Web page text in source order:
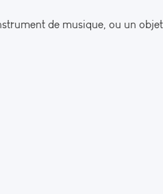
de musique, ou un